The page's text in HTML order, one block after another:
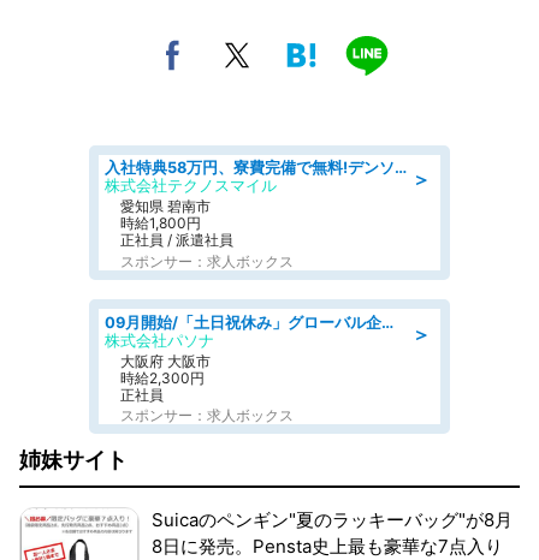
＞
入社特典58万円、寮費完備で無料!デンソーで働こう!自動車工場で小型部品の検査業務 denso aichi
株式会社テクノスマイル
愛知県 碧南市
時給1,800円
正社員 / 派遣社員
スポンサー：求人ボックス
＞
09月開始/「土日祝休み」グローバル企業での産業保健のお仕事/保健師/高時給/残業なし/服装自由
株式会社パソナ
大阪府 大阪市
時給2,300円
正社員
スポンサー：求人ボックス
姉妹サイト
Suicaのペンギン"夏のラッキーバッグ"が8月
8日に発売。Pensta史上最も豪華な7点入り